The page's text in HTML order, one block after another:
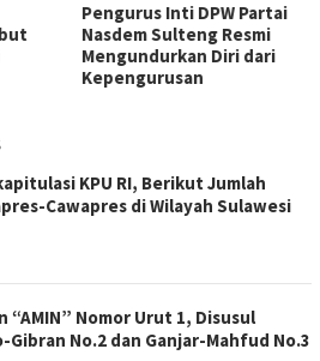
Pengurus Inti DPW Partai
Nasdem Sulteng Resmi
Mengundurkan Diri dari
Kepengurusan
KPU RI, Berikut Jumlah
Cawapres di Wilayah Sulawesi
“AMIN” Nomor Urut 1, Disusul
Gibran No.2 dan Ganjar-Mahfud No.3